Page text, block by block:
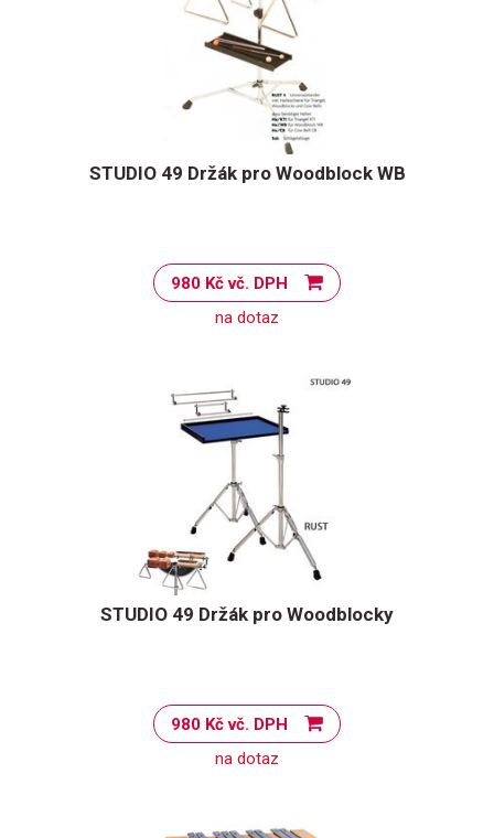
STUDIO 49 Držák pro Woodblock WB
980 Kč vč. DPH
na dotaz
STUDIO 49 Držák pro Woodblocky
980 Kč vč. DPH
na dotaz